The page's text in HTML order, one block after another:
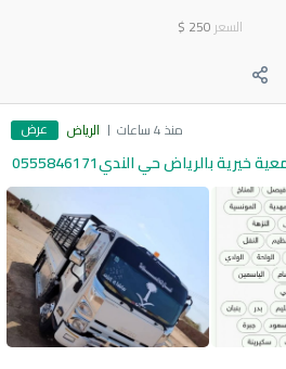
السعر 250
$
منذ 4 ساعات الرياض عرض
خيرية بالرياض حي الندي0555846171